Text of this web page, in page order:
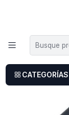
CATEGORÍAS